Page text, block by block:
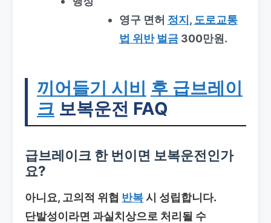
영구 면허 정지 , 도로교통
법 위반 벌금300만원.
끼어들기 시비 후 급브레이
크 보복운전 FAQ
급브레이크 한 번이면 보복운전인가
요?
아니요, 고의적 위협 반복시 성립합니다.
단발성이라면 과실치상으로 처리될 수